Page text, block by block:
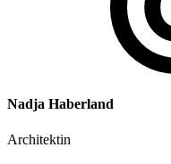
Nadja Haberland
Architektin